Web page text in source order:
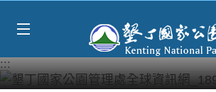
:::